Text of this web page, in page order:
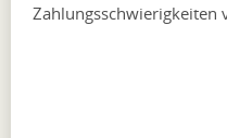
Zahlungsschwierigkeiten